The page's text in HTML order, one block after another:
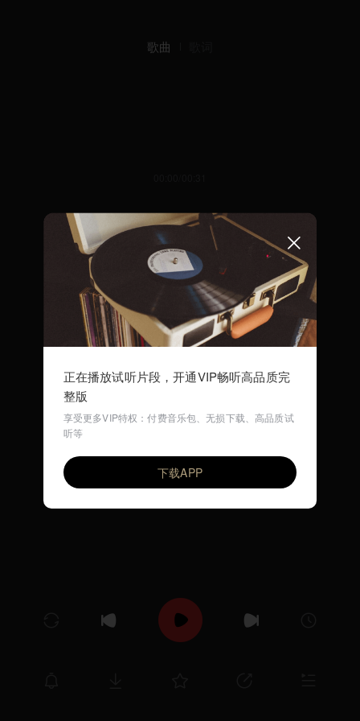
歌曲
VIP 乐海书情
正在播放试听片段，开通VIP畅听高品质完
整版
享受更多VIP特权：付费音乐包、无损下载、高品质试
听等
下载APP
